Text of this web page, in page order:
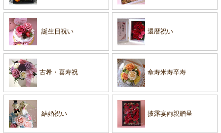
誕生日祝い 還暦祝い
古希・喜寿祝 傘寿米寿卒寿
結婚祝い 披露宴両親贈呈